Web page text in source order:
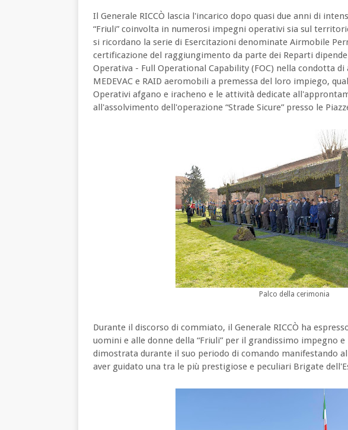
Il Generale RICCÒ lascia l'incarico dopo quasi due anni di
“Friuli” coinvolta in numerosi impegni operativi sia sul
si ricordano la serie di Esercitazioni denominate Airmobile
certificazione del raggiungimento da parte dei Reparti
Operativa - Full Operational Capability (FOC) nella condotta
MEDEVAC e RAID aeromobili a premessa del loro impiego,
Operativi afgano e iracheno e le attività dedicate
all'assolvimento dell'operazione “Strade Sicure” presso le
Palco della cerimonia
Durante il discorso di commiato, il Generale RICCÒ ha
uomini e alle donne della “Friuli” per il grandissimo impegno
dimostrata durante il suo periodo di comando manifestando
aver guidato una tra le più prestigiose e peculiari Brigate